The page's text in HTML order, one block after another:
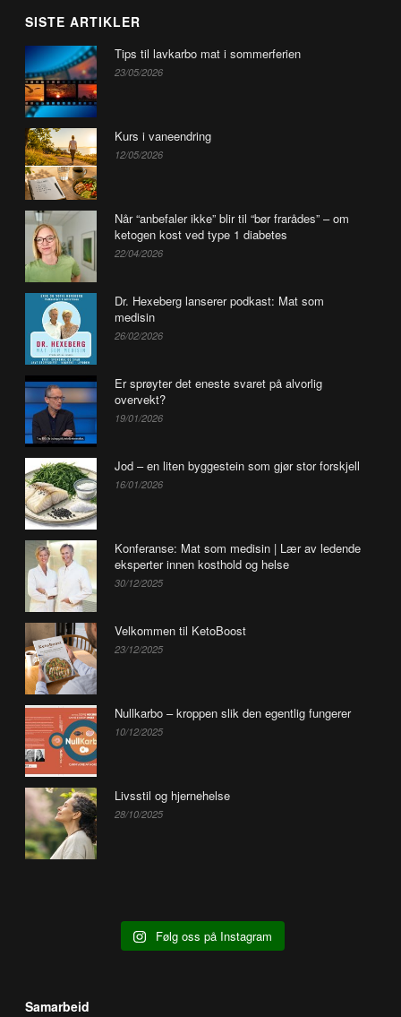
SISTE ARTIKLER
Tips til lavkarbo mat i sommerferien
23/05/2026
Kurs i vaneendring
12/05/2026
Når “anbefaler ikke” blir til “bør frarådes” – om
ketogen kost ved type 1 diabetes
22/04/2026
Dr. Hexeberg lanserer podkast: Mat som
medisin
26/02/2026
Er sprøyter det eneste svaret på alvorlig
overvekt?
19/01/2026
Jod – en liten byggestein som gjør stor forskjell
16/01/2026
Konferanse: Mat som medisin | Lær av ledende
eksperter innen kosthold og helse
30/12/2025
Velkommen til KetoBoost
23/12/2025
Nullkarbo – kroppen slik den egentlig fungerer
10/12/2025
Livsstil og hjernehelse
28/10/2025
Følg oss på Instagram
Samarbeid